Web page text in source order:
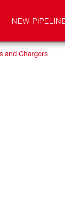
NEW
and Chargers